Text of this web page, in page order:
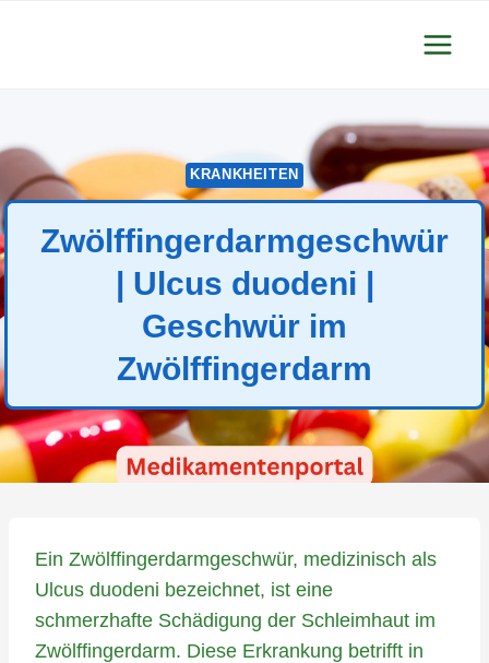
KRANKHEITEN
Zwölffingerdarmgeschwür
| Ulcus duodeni |
Geschwür im
Zwölffingerdarm
Ein Zwölffingerdarmgeschwür, medizinisch als
Ulcus duodeni bezeichnet, ist eine
schmerzhafte Schädigung der Schleimhaut im
Zwölffingerdarm. Diese Erkrankung betrifft in